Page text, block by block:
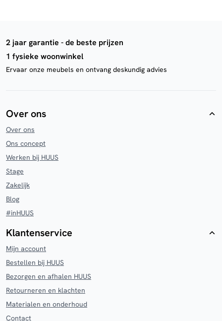
2 jaar garantie - de beste prijzen
1 fysieke woonwinkel
Ervaar onze meubels en ontvang deskundig advies
Over ons
Over ons
Ons concept
Werken bij HUUS
Stage
Zakelijk
Blog
#inHUUS
Klantenservice
Mijn account
Bestellen bij HUUS
Bezorgen en afhalen HUUS
Retourneren en klachten
Materialen en onderhoud
Contact